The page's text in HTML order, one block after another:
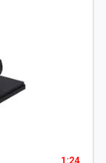
1:24